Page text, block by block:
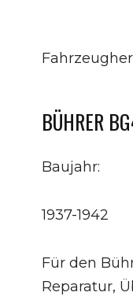
BÜHRER
Baujahr:
1937-1942
Für den
Reparatur,